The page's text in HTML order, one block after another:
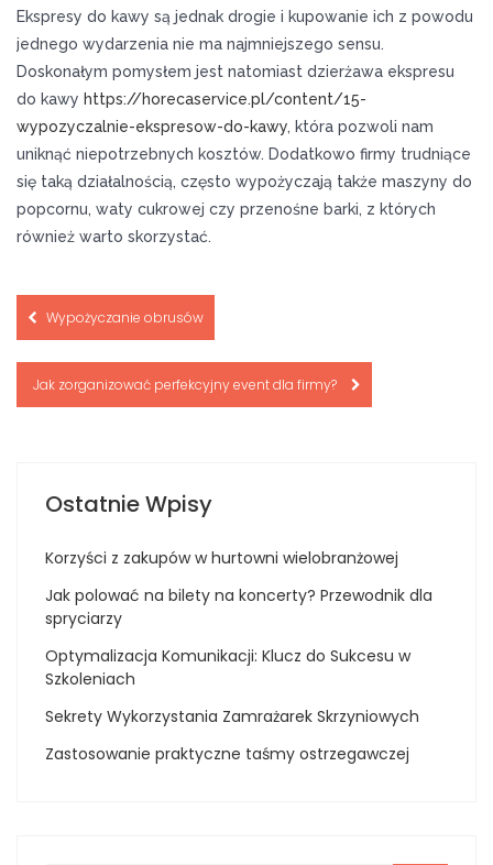
Ekspresy do kawy są jednak drogie i kupowanie ich z powodu
jednego wydarzenia nie ma najmniejszego sensu.
Doskonałym pomysłem jest natomiast dzierżawa ekspresu
do kawy https://horecaservice.pl/content/15-
wypozyczalnie-ekspresow-do-kawy, która pozwoli nam
uniknąć niepotrzebnych kosztów. Dodatkowo firmy trudniące
się taką działalnością, często wypożyczają także maszyny do
popcornu, waty cukrowej czy przenośne barki, z których
również warto skorzystać.
Nawigacja
wpisu
Wypożyczanie obrusów
Jak zorganizować perfekcyjny event dla firmy?
Ostatnie Wpisy
Korzyści z zakupów w hurtowni wielobranżowej
Jak polować na bilety na koncerty? Przewodnik dla
spryciarzy
Optymalizacja Komunikacji: Klucz do Sukcesu w
Szkoleniach
Sekrety Wykorzystania Zamrażarek Skrzyniowych
Zastosowanie praktyczne taśmy ostrzegawczej